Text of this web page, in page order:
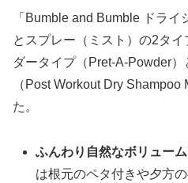
「Bumble and Bumble ドラ
とスプレー（ミスト）の2タ
ダータイプ（Pret-A-Powder
（Post Workout Dry
た。
ふんわり自然なボリュー
は根元のペタ付きや夕方